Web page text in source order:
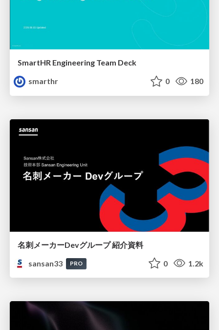
SmartHR Engineering Team Deck
smarthr
0 180
名刺メーカーDevグループ 紹介資料
sansan33
PRO 0 1.2k